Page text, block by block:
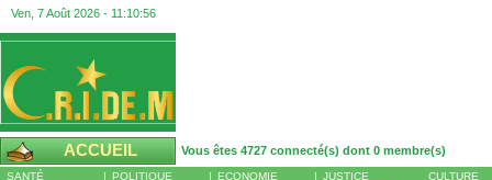
Ven, 7 Août 2026 - 11:10:57
ACCUEIL Vous êtes 4727 connecté(s) dont 0 membre(s)
SANTÉ
POLITIQUE
ECONOMIE
JUSTICE
CULTURE